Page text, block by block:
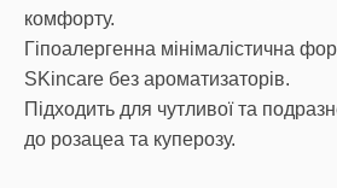
комфорту.
Гіпоалергенна мінімалістична
SKincare без ароматизаторів.
Підходить для чутливої та
до розацеа та куперозу.